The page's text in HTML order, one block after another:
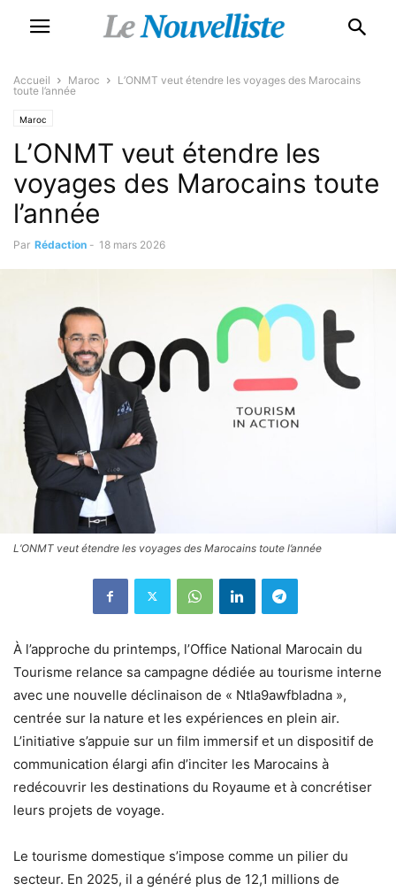
Accueil Maroc
L’ONMT veut étendre les voyages des Marocains
toute l’année
Maroc
L’ONMT veut étendre les
voyages des Marocains toute
l’année
Par Rédaction - 18 mars 2026
L’ONMT veut étendre les voyages des Marocains toute l’année
À l’approche du printemps, l’Office National Marocain du
Tourisme relance sa campagne dédiée au tourisme interne
avec une nouvelle déclinaison de « Ntla9awfbladna »,
centrée sur la nature et les expériences en plein air.
L’initiative s’appuie sur un film immersif et un dispositif de
communication élargi afin d’inciter les Marocains à
redécouvrir les destinations du Royaume et à concrétiser
leurs projets de voyage.
Le tourisme domestique s’impose comme un pilier du
secteur. En 2025, il a généré plus de 12,1 millions de